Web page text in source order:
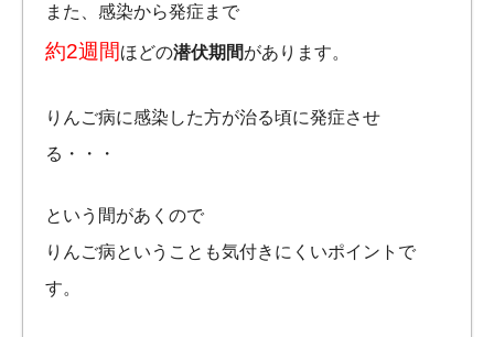
また、感染から発症まで
約2週間ほどの潜伏期間があります。
りんご病に感染した方が治る頃に発症させ
る・・・
という間があくので
りんご病ということも気付きにくいポイントで
す。